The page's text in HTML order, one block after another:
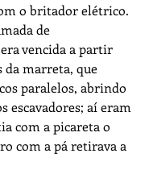
o britador elétrico.
de
vencida a partir
da marreta, que
paralelos, abrindo
escavadores; aí eram
com a picareta o
com a pá retirava a